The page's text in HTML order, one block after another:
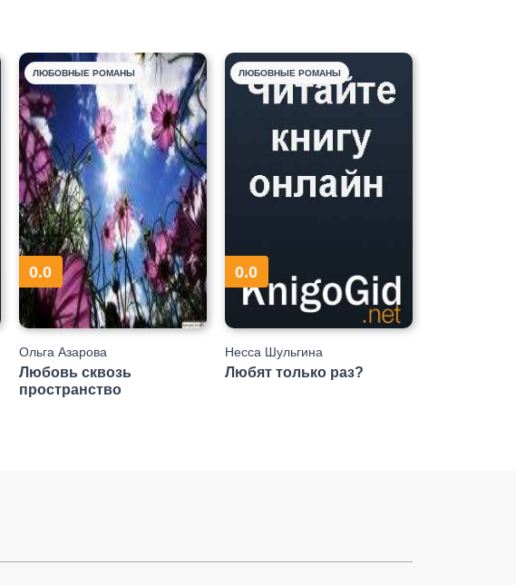
ЛЮБОВНЫЕ РОМАНЫ
0.0
Ольга Азарова
Любовь сквозь
пространство
ЛЮБОВНЫЕ РОМАНЫ
0.0
Несса Шульгина
Любят только раз?